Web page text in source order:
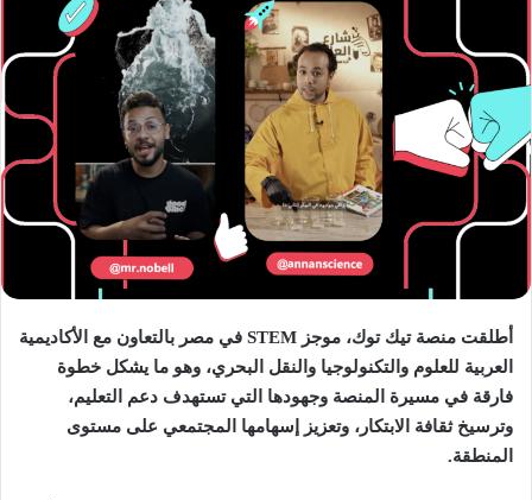
أطلقت منصة تيك توك، موجز STEM في مصر بالتعاون مع الأكاديمية
العربية للعلوم والتكنولوجيا والنقل البحري، وهو ما يشكل خطوة
فارقة في مسيرة المنصة وجهودها التي تستهدف دعم التعليم،
وترسيخ ثقافة الابتكار، وتعزيز إسهامها المجتمعي على مستوى
المنطقة.